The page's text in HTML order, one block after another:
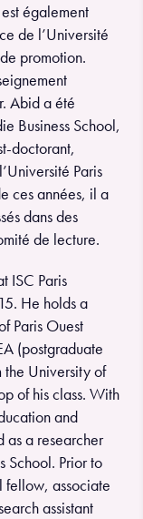
également
de l’Université
promotion.
Abid a été
Business School,
doctorant,
Paris
ces années, il a
dans des
de lecture.
ISC Paris
He holds a
Paris Ouest
(postgraduate
the University of
of his class. With
and
as a researcher
School. Prior to
fellow, associate
assistant